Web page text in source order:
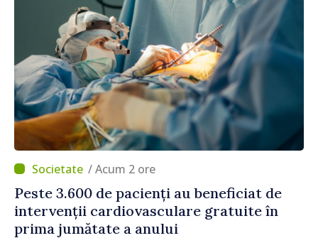
/ Acum 2 ore
Peste 3.600 de pacienți au beneficiat de
intervenții cardiovasculare gratuite în
prima jumătate a anului